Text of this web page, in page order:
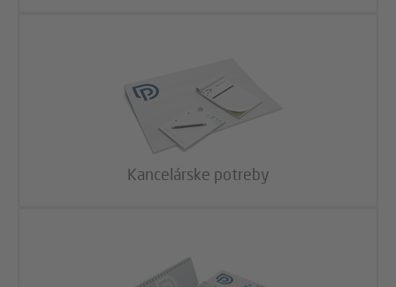
Kancelárske potreby